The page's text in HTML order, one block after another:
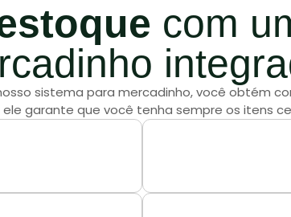
com
sistema para mercadinho, você obtém
garante que você tenha sempre os itens